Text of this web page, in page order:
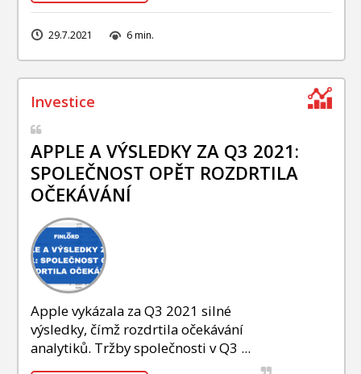
29.7.2021 6 min.
APPLE A VÝSLEDKY ZA Q3 2021:
SPOLEČNOST OPĚT ROZDRTILA
OČEKÁVÁNÍ
Apple vykázala za Q3 2021 silné
výsledky, čímž rozdrtila očekávání
analytiků. Tržby společnosti v Q3 ...